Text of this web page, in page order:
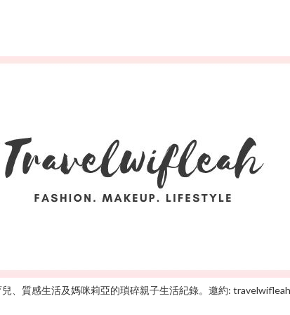
、質感生活及媽咪莉亞的瑣碎親子生活紀錄。邀約: